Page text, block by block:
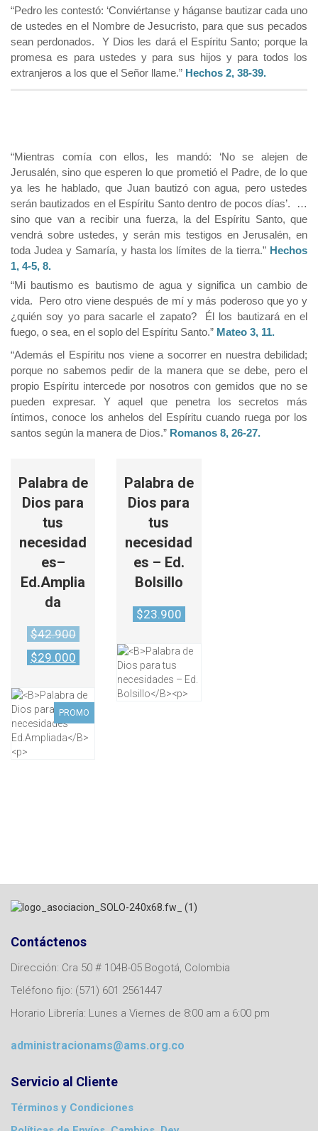
“Pedro les contestó: ‘Conviértanse y háganse bautizar cada uno
de ustedes en el Nombre de Jesucristo, para que sus pecados
sean perdonados. Y Dios les dará el Espíritu Santo; porque la
promesa es para ustedes y para sus hijos y para todos los
extranjeros a los que el Señor llame.” Hechos 2, 38-39.
“Mientras comía con ellos, les mandó: ‘No se alejen de
Jerusalén, sino que esperen lo que prometió el Padre, de lo que
ya les he hablado, que Juan bautizó con agua, pero ustedes
serán bautizados en el Espíritu Santo dentro de pocos días’. …
sino que van a recibir una fuerza, la del Espíritu Santo, que
vendrá sobre ustedes, y serán mis testigos en Jerusalén, en
toda Judea y Samaría, y hasta los límites de la tierra.” Hechos
1, 4-5, 8.
“Mi bautismo es bautismo de agua y significa un cambio de
vida. Pero otro viene después de mí y más poderoso que yo y
¿quién soy yo para sacarle el zapato? Él los bautizará en el
fuego, o sea, en el soplo del Espíritu Santo.” Mateo 3, 11.
“Además el Espíritu nos viene a socorrer en nuestra debilidad;
porque no sabemos pedir de la manera que se debe, pero el
propio Espíritu intercede por nosotros con gemidos que no se
pueden expresar. Y aquel que penetra los secretos más
íntimos, conoce los anhelos del Espíritu cuando ruega por los
santos según la manera de Dios.” Romanos 8, 26-27.
Palabra de
Dios para
tus
necesidad
es–
Ed.Amplia
da
$42.900 Original
was:
$42.900.
$29.000
PROMO
Palabra de
Dios para
tus
necesidad
es – Ed.
Bolsillo
$23.900
Contáctenos
Dirección: Cra 50 # 104B-05 Bogotá, Colombia
Teléfono fijo: (571) 601 2561447
Horario Librería: Lunes a Viernes de 8:00 am a 6:00 pm
administracionams@ams.org.co
Servicio al Cliente
Términos y Condiciones